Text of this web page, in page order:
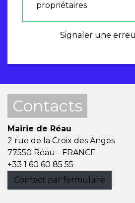
propriétaires
Signaler une
Contacts
Mairie de Réau
2 rue de la Croix des Anges
77550 Réau - FRANCE
+33 1 60 60 85 55
Contact par formulaire